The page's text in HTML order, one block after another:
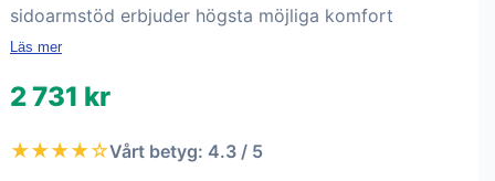
sidoarmstöd erbjuder högsta möjliga komfort
Läs mer
2 731 kr
★★★★☆Vårt betyg: 4.3 / 5